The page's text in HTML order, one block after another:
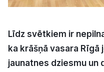
Līdz svētkiem ir
ka krāšņā vasara Rīgā
jaunatnes dziesmu un